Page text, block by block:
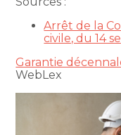
Arrêt de la
civile, du 14
Garantie
WebLex